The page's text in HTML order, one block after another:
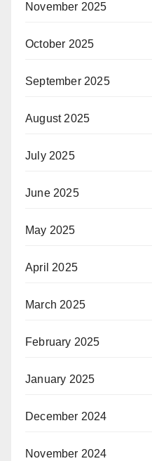
November 2025
October 2025
September 2025
August 2025
July 2025
June 2025
May 2025
April 2025
March 2025
February 2025
January 2025
December 2024
November 2024